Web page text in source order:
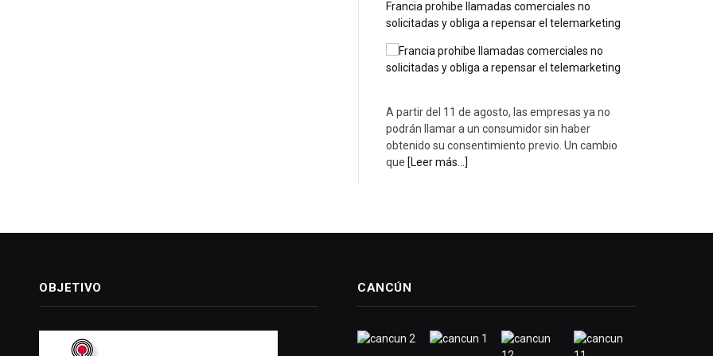
Francia prohibe llamadas comerciales no
solicitadas y obliga a repensar el telemarketing
A partir del 11 de agosto, las empresas ya no
podrán llamar a un consumidor sin haber
obtenido su consentimiento previo. Un cambio
que [Leer más...]
OBJETIVO CANCÚN